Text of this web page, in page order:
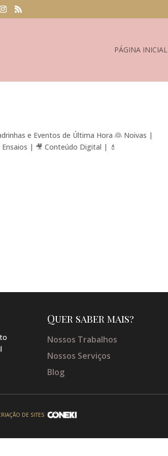
PÁGINA INICIAL
e Eventos de Última Hora 👰 Noivas |
| 🎥 Conteúdo Digital | 💄
Quer saber mais?
Nossos Trabalhos
Nossos Serviços
Blog
DE SITES